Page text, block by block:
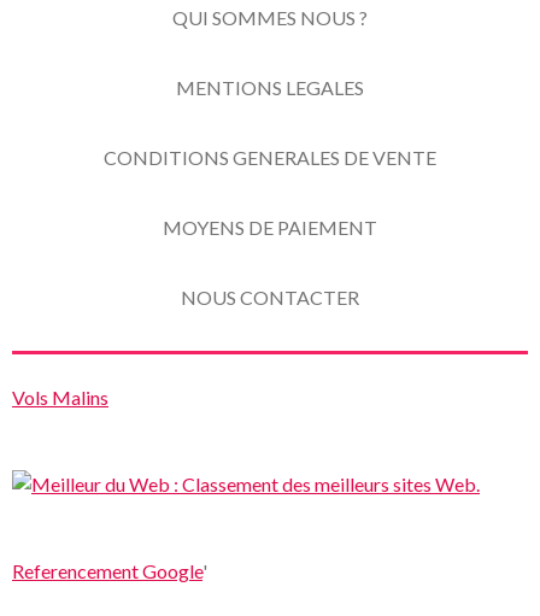
QUI SOMMES NOUS ?
MENTIONS LEGALES
CONDITIONS GENERALES DE VENTE
MOYENS DE PAIEMENT
NOUS CONTACTER
Vols Malins
Referencement Google'